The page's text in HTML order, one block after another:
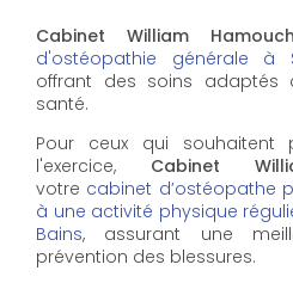
Cabinet William
d'ostéopathie générale à
offrant des soins
santé.
Pour ceux qui
l'exercice, Cabinet
votre cabinet d’ostéopathe
à une activité physique
Bains, assurant une
prévention des blessures.